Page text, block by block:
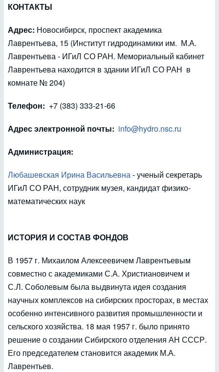
КОНТАКТЫ
Адрес: Новосибирск, проспект академика
Лаврентьева, 15 (Институт гидродинамики им. М.А.
Лаврентьева - ИГиЛ СО РАН. Мемориальный кабинет
Лаврентьева находится в здании ИГиЛ СО РАН в
комнате № 204)
Телефон: +7 (383) 333-21-66
Адрес электронной почты: info@hydro.nsc.ru
Администрация:
Любашевская Ирина Васильевна- ученый секретарь
ИГиЛ СО РАН, сотрудник музея, кандидат физико-
математических наук
ИСТОРИЯ И СОСТАВ ФОНДОВ
В 1957 г. Михаилом Алексеевичем Лаврентьевым
совместно с академиками С.А. Христиановичем и
С.Л. Соболевым была выдвинута идея создания
научных комплексов на сибирских просторах, в местах
особенно интенсивного развития промышленности и
сельского хозяйства. 18 мая 1957 г. было принято
решение о создании Сибирского отделения АН СССР.
Его председателем становится академик М.А.
Лаврентьев.